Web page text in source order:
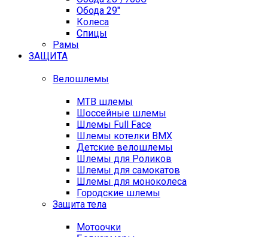
Обода 29"
Колеса
Спицы
Рамы
ЗАЩИТА
Велошлемы
MTB шлемы
Шоссейные шлемы
Шлемы Full Face
Шлемы котелки BMX
Детские велошлемы
Шлемы для Роликов
Шлемы для самокатов
Шлемы для моноколеса
Городские шлемы
Защита тела
Мотоочки